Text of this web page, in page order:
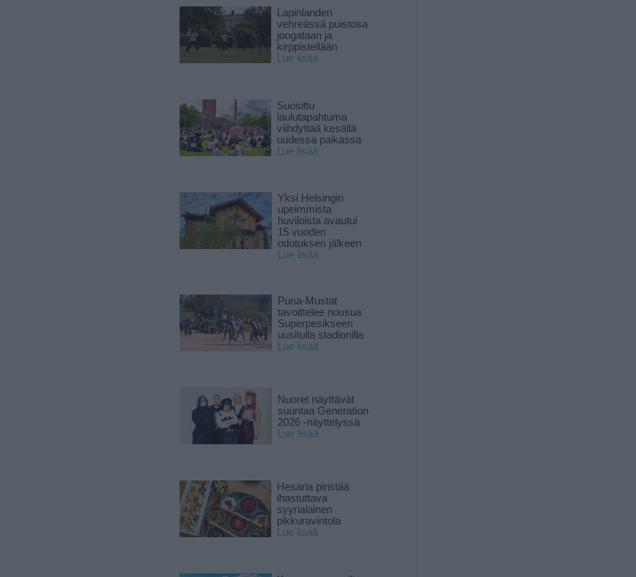
Lapinlanden
vehreässä puistosa
joogataan ja
kirppistellään
Lue lisää
Suosittu
laulutapahtuma
viihdyttää kesällä
uudessa paikassa
Lue lisää
Yksi Helsingin
upeimmista
huviloista avautui
15 vuoden
odotuksen jälkeen
Lue lisää
Puna-Mustat
tavoittelee nousua
Superpesikseen
uusitulla stadionilla
Lue lisää
Nuoret näyttävät
suuntaa Generation
2026 -näyttelyssä
Lue lisää
Hesaria piristää
ihastuttava
syyrialainen
pikkuravintola
Lue lisää